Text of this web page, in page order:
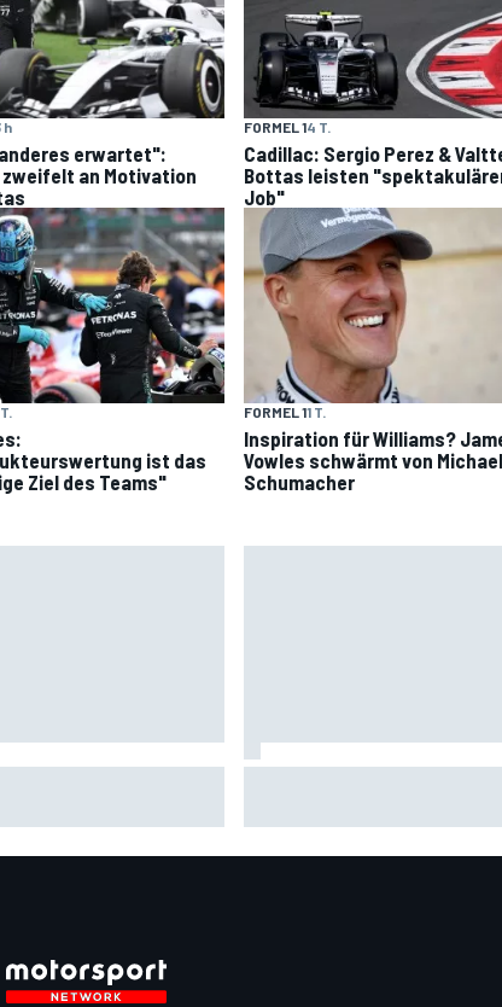
h
erwartet":
an Motivation
FORMEL 14 T.
Cadillac: Sergio Perez &
Bottas leisten
Job"
ist das
Ziel des Teams"
FORMEL 11 T.
Inspiration für Williams?
Vowles schwärmt von Michael
Schumacher